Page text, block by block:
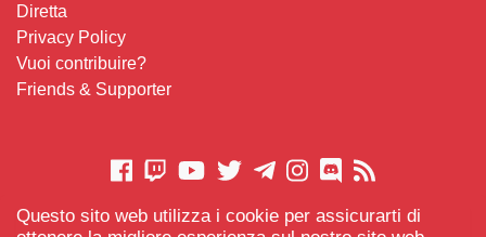
Questo sito web utilizza i cookie per assicurarti di
Diretta
Privacy Policy
Vuoi contribuire?
Friends & Supporter
CONTATTACI